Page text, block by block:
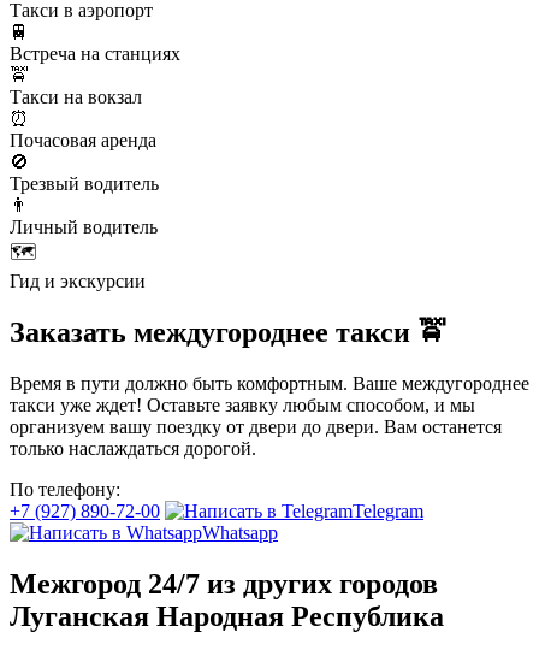
Такси в аэропорт
🚆
Встреча на станциях
🚖
Такси на вокзал
⏰
Почасовая аренда
🚫
Трезвый водитель
👨
Личный водитель
🗺️
Гид и экскурсии
Заказать междугороднее такси 🚖
Время в пути должно быть комфортным. Ваше междугороднее
такси уже ждет! Оставьте заявку любым способом, и мы
организуем вашу поездку от двери до двери. Вам останется
только наслаждаться дорогой.
По телефону:
+7 (927) 890-72-00
Telegram
Whatsapp
Межгород 24/7 из других городов
Луганская Народная Республика